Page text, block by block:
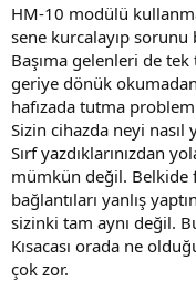
HM-10 modülü
sene kurcalayıp
Başıma gelenleri de tek
geriye dönük
hafızada tutma
Sizin cihazda neyi nasıl
Sırf yazdıklarınızdan
mümkün değil. Belkide
bağlantıları yanlış
sizinki tam aynı değil.
Kısacası orada ne
çok zor.